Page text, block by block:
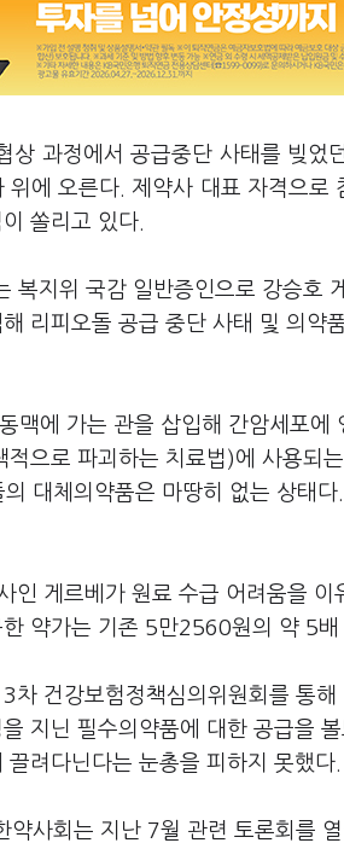
상 과정에서 공급중단 사태를 빚었
에 오른다. 제약사 대표 자격으로
이 쏠리고 있다.
복지위 국감 일반증인으로 강승호
리피오돌 공급 중단 사태 및 의약
맥에 가는 관을 삽입해 간암세포
으로 파괴하는 치료법)에 사용되
대체의약품은 마땅히 없는 상태
인 게르베가 원료 수급 어려움을
약가는 기존 5만2560원의 약 5
차 건강보험정책심의위원회를 통
지닌 필수의약품에 대한 공급을
려다닌다는 눈총을 피하지 못했다.
약사회는 지난 7월 관련 토론회를